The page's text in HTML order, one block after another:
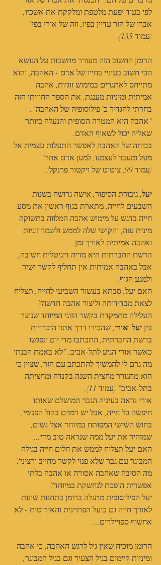
לפי בעוד יפעת מלטפת ומלקקת את אשכיו,
אברו של הזר עדיין בפיו, וזה של אורי בפי"
(עמוד 135).
הרומן החשוב הזה מעורר מחשבות על הנושא
הכי חשוב בעיניי בחייו של אדם - האהבה, והוא
מתייחס לאתגרים במימוש זוגיות, אהבה
אמיתית ומיניות מענגת. את הספר החוויתי הזה
בחרתי להגדיר כ"פילוסופיה של האהבה".
"אהבה היא המטרה הסופית והנעלה ביותר
שאליה יכול לשאוף האדם.
בכוחה של האהבה לאפשר התעלות עצמית אל
מעל ומעבר לעצמנו, למען אדם אחר"
(עמוד 99, ציטוט של ויקטור פרנקל).
יעל, גיבורת הסיפור, אישה גרושה בשנות
השבעים לחייה, מתארת בגוף ראשון את מסע
חייה בדגש על מימוש אהבה המלווה בתשוקה
מינית עזה, והקושי שלה לממש ולשמר זוגיות
ואהבה אמיתית לאורך זמן.
הרשת החברתית היא מדיה דיגיטלית חשובה,
אבל באהבה אמיתית אין תחליף לקשר ישיר
ולמגע הגוף.
האם יעל, סבתא בעשור השביעי לחייה, תצליח
לצאת מבדידותה וליצור אהבה חדשה?
העלילה מתמקדת בקשר הזוגי המיוחד שנוצר
בין יעל ואורי, שהכירו דרך אתר היכרויות
ברשת החברתית, התכתבו מדי יום ונפגשו
כאשר אורי הגיע לתל-אביב. "לא באמת הבנתי
מה גרם לי להמשיך להתכתב עם הזר, שציין כי
הוא מתגורר מחצית השנה בקנדה ומחציתה
בתל-אביב" (עמוד 11).
אורי נראה בעיניה הגבר המושלם שאותו
חיפשה כל חייה, אבל יש רמזים בקול הפנימי,
בחוש השישי המפותח במיוחד אצל נשים,
שמזהיר את יעל ממה שנראה טוב מדי...
האם יעל תצליח לממש את חלום חייה בגילה
המבוגר עם גבר שלא פנוי לקשר מחייב ורציני?
מה הסיבה שאהבה אסורה או אהבה בלתי
אפשרית הופכת לנחשקת במיוחד?
יעל הפילוסופית מתגלה ברומן בתחנות שונות
לאורך חייה גם כיעל הפתיינית והאירוטית - לא
אחשוף ספויילרים...
הרומן מוכיח שאין גיל לרגש האהבה, כי אהבה
ומיניות קיימים בגיל הצעיר וגם בגיל המבוגר,